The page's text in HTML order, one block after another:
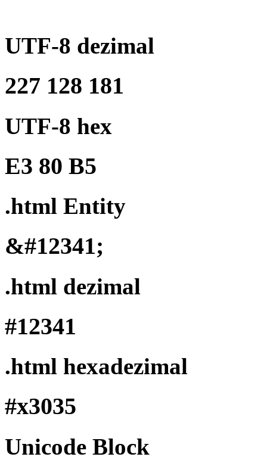
UTF-8 dezimal
227 128 181
UTF-8 hex
E3 80 B5
.html Entity
&#12341;
.html dezimal
#12341
.html hexadezimal
#x3035
Unicode Block